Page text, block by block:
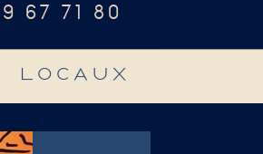
67 71 80
locaux